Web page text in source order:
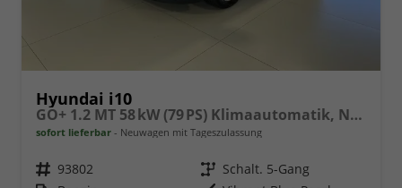
Hyundai i10
GO+ 1.2 MT 58 kW (79 PS) Klimaautomatik, Navigationssystem, Apple CarPlay & Android Auto, Sitzheizung, Lenkradheizung, Einparkhilfe hinten, Rückfahrkamera, Privacy Glass, 15" Leichtmetallfelgen, uvm.
sofort lieferbar Neuwagen mit Tageszulassung
Fahrzeugnr. 93802 Getriebe Schalt. 5-Gang